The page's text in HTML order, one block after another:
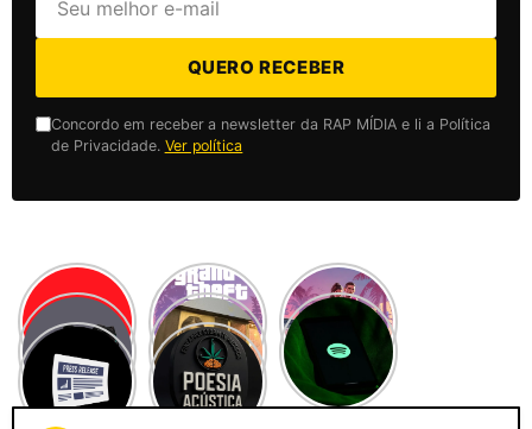
QUERO RECEBER
Concordo em receber a newsletter da RAP MÍDIA e li a Política
de Privacidade. Ver política